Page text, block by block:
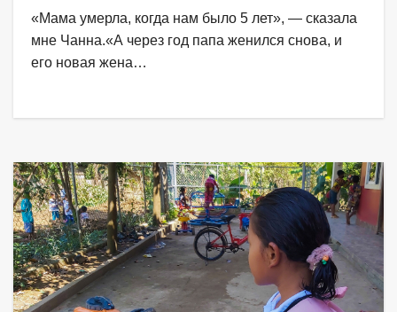
«Мама умерла, когда нам было 5 лет», — сказала
мне Чанна.«А через год папа женился снова, и
его новая жена…